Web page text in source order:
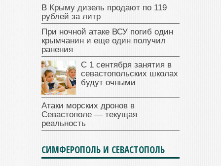
В Крыму дизель продают по 119
рублей за литр
При ночной атаке ВСУ погиб один
крымчанин и еще один получил
ранения
С 1 сентября занятия в
севастопольских школах
будут очными
Атаки морских дронов в
Севастополе — текущая
реальность
СИМФЕРОПОЛЬ И СЕВАСТОПОЛЬ